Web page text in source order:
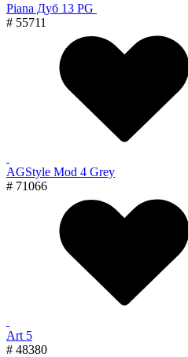
Piana Дуб 13 PG
# 55711
AGStyle Mod 4 Grey
# 71066
Art 5
# 48380